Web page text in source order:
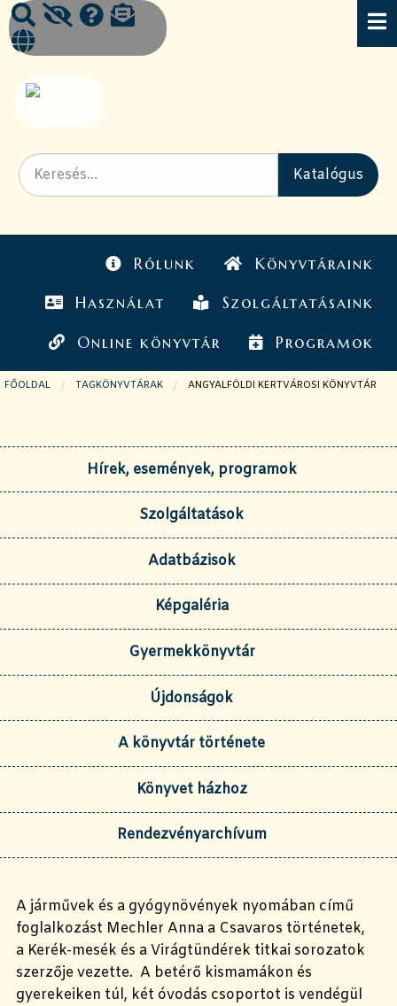
Rólunk Könyvtáraink
Használat Szolgáltatásaink
Online könyvtár Programok
FŐOLDAL TAGKÖNYVTÁRAK JELENLEGI OLDAL:
ANGYALFÖLDI KERTVÁROSI KÖNYVTÁR
Hírek, események, programok
Szolgáltatások
Adatbázisok
Képgaléria
Gyermekkönyvtár
Újdonságok
A könyvtár története
Könyvet házhoz
Rendezvényarchívum
A járművek és a gyógynövények nyomában című
foglalkozást Mechler Anna a Csavaros történetek,
a Kerék-mesék és a Virágtündérek titkai sorozatok
szerzője vezette. A betérő kismamákon és
gyerekeiken túl, két óvodás csoportot is vendégül